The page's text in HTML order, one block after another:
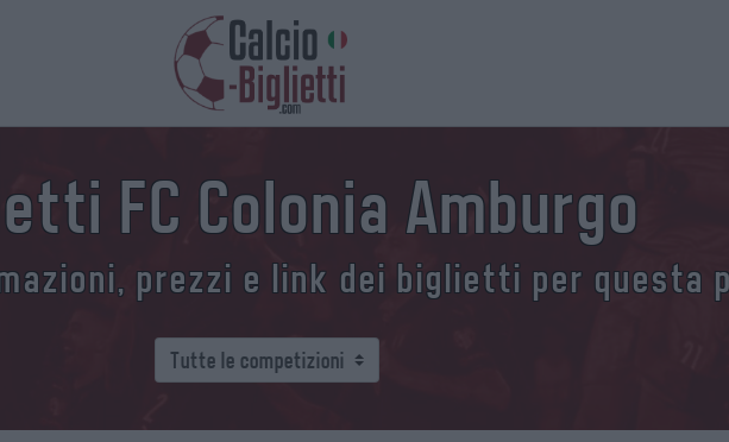
FC Colonia Amburgo
prezzi e link dei biglietti per questa